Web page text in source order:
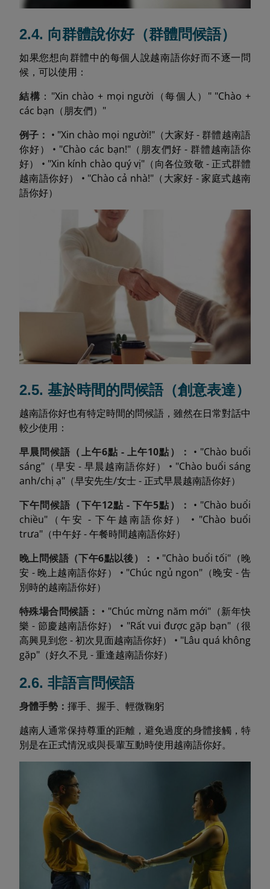
2.4. 向群體說你好（群體問候語）
如果您想向群體中的每個人說越南語你好而不逐一問
候，可以使用：
結構 ："Xin chào + mọi người（每個人）" "Chào +
các bạn（朋友們）"
例子： • "Xin chào mọi người!"（大家好 - 群體越南語
你好） • "Chào các bạn!"（朋友們好 - 群體越南語你
好） • "Xin kính chào quý vị"（向各位致敬 - 正式群體
越南語你好） • "Chào cả nhà!"（大家好 - 家庭式越南
語你好）
2.5. 基於時間的問候語（創意表達）
越南語你好也有特定時間的問候語，雖然在日常對話中
較少使用：
早晨問候語（上午6點 - 上午10點）： • "Chào buổi
sáng"（早安 - 早晨越南語你好） • "Chào buổi sáng
anh/chị ạ"（早安先生/女士 - 正式早晨越南語你好）
下午問候語（下午12點 - 下午5點）： • "Chào buổi
chiều"（午安 - 下午越南語你好） • "Chào buổi
trưa"（中午好 - 午餐時間越南語你好）
晚上問候語（下午6點以後）： • "Chào buổi tối"（晚
安 - 晚上越南語你好） • "Chúc ngủ ngon"（晚安 - 告
別時的越南語你好）
特殊場合問候語： • "Chúc mừng năm mới"（新年快
樂 - 節慶越南語你好） • "Rất vui được gặp bạn"（很
高興見到您 - 初次見面越南語你好） • "Lâu quá không
gặp"（好久不見 - 重逢越南語你好）
2.6. 非語言問候語
身體手勢： 揮手、握手、輕微鞠躬
越南人通常保持尊重的距離，避免過度的身體接觸，特
別是在正式情況或與長輩互動時使用越南語你好。